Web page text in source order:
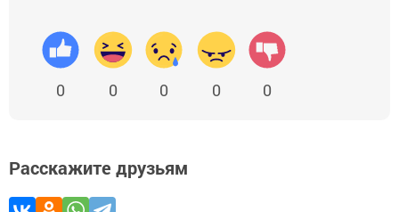
0 0 0 0 0
Расскажите друзьям